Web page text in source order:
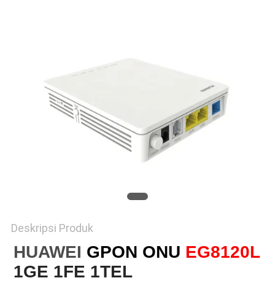
Deskripsi Produk
HUAWEI GPON ONU EG8120L
1GE 1FE 1TEL